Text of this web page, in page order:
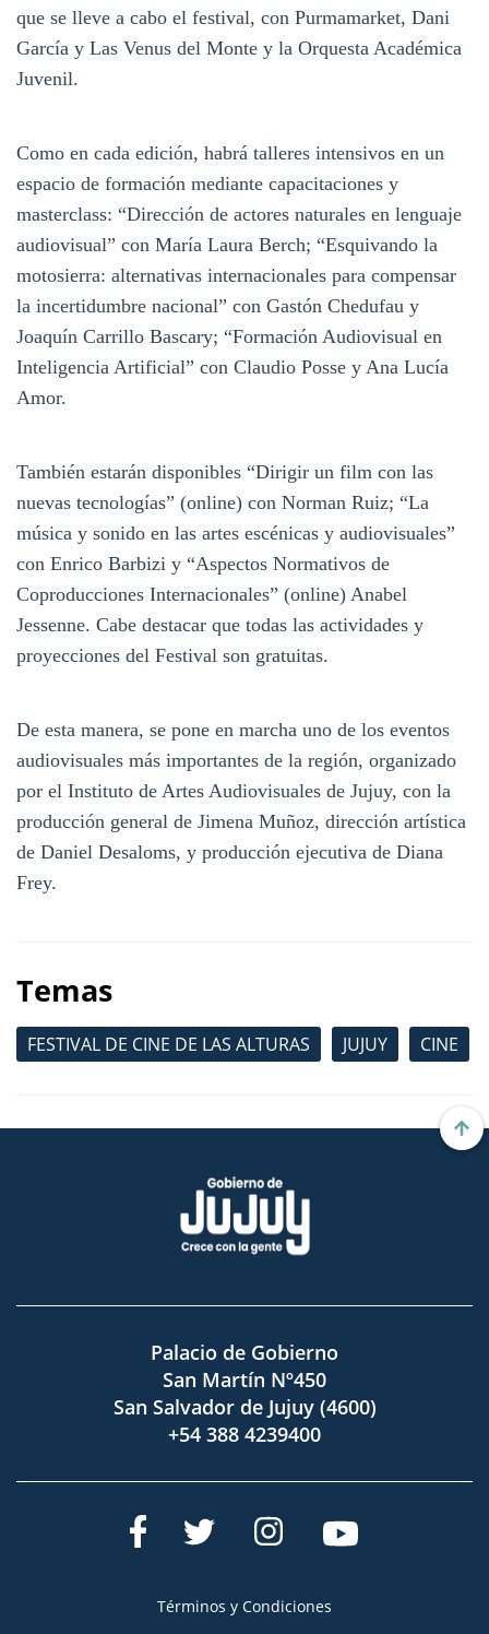
que se lleve a cabo el festival, con Purmamarket, Dani
García y Las Venus del Monte y la Orquesta Académica
Juvenil.
Como en cada edición, habrá talleres intensivos en un
espacio de formación mediante capacitaciones y
masterclass: “Dirección de actores naturales en lenguaje
audiovisual” con María Laura Berch; “Esquivando la
motosierra: alternativas internacionales para compensar
la incertidumbre nacional” con Gastón Chedufau y
Joaquín Carrillo Bascary; “Formación Audiovisual en
Inteligencia Artificial” con Claudio Posse y Ana Lucía
Amor.
También estarán disponibles “Dirigir un film con las
nuevas tecnologías” (online) con Norman Ruiz; “La
música y sonido en las artes escénicas y audiovisuales”
con Enrico Barbizi y “Aspectos Normativos de
Coproducciones Internacionales” (online) Anabel
Jessenne. Cabe destacar que todas las actividades y
proyecciones del Festival son gratuitas.
De esta manera, se pone en marcha uno de los eventos
audiovisuales más importantes de la región, organizado
por el Instituto de Artes Audiovisuales de Jujuy, con la
producción general de Jimena Muñoz, dirección artística
de Daniel Desaloms, y producción ejecutiva de Diana
Frey.
Temas
FESTIVAL DE CINE DE LAS ALTURAS JUJUY CINE
Palacio de Gobierno
San Martín Nº450
San Salvador de Jujuy (4600)
+54 388 4239400
Términos y Condiciones